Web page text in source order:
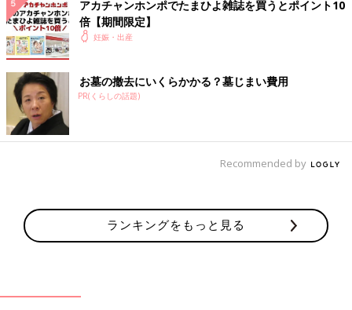
アカチャンホンポでたまひよ雑誌を買うとポイント10
倍【期間限定】
妊娠・出産
お墓の撤去にいくらかかる？墓じまい費用
PR(くらしの話題)
Recommended by
ランキングをもっと見る